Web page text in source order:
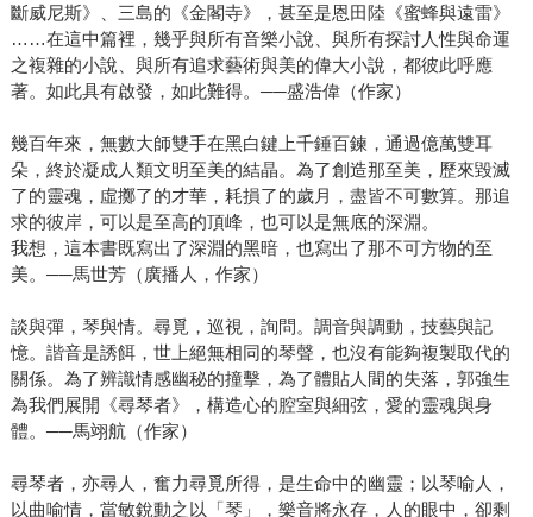
斷威尼斯》、三島的《金閣寺》，甚至是恩田陸《蜜蜂與遠雷》
……在這中篇裡，幾乎與所有音樂小說、與所有探討人性與命運
之複雜的小說、與所有追求藝術與美的偉大小說，都彼此呼應
著。如此具有啟發，如此難得。──盛浩偉（作家）
幾百年來，無數大師雙手在黑白鍵上千錘百鍊，通過億萬雙耳
朵，終於凝成人類文明至美的結晶。為了創造那至美，歷來毀滅
了的靈魂，虛擲了的才華，耗損了的歲月，盡皆不可數算。那追
求的彼岸，可以是至高的頂峰，也可以是無底的深淵。
我想，這本書既寫出了深淵的黑暗，也寫出了那不可方物的至
美。──馬世芳（廣播人，作家）
談與彈，琴與情。尋覓，巡視，詢問。調音與調動，技藝與記
憶。諧音是誘餌，世上絕無相同的琴聲，也沒有能夠複製取代的
關係。為了辨識情感幽秘的撞擊，為了體貼人間的失落，郭強生
為我們展開《尋琴者》，構造心的腔室與細弦，愛的靈魂與身
體。──馬翊航（作家）
尋琴者，亦尋人，奮力尋覓所得，是生命中的幽靈；以琴喻人，
以曲喻情，當敏銳動之以「琴」，樂音將永存，人的眼中，卻剩